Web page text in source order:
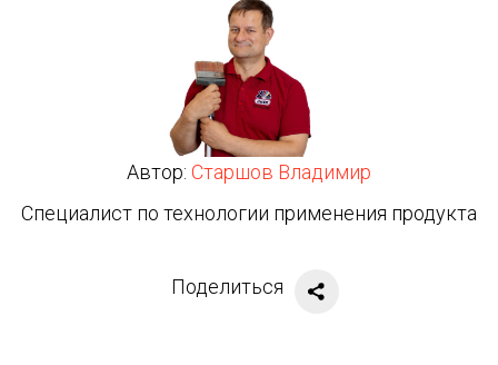
Автор: Старшов Владимир
Специалист по технологии применения продукта
Поделиться